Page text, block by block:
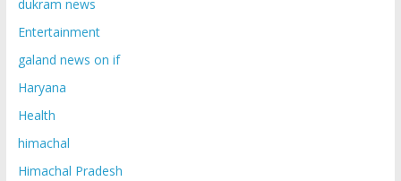
dukram news
Entertainment
galand news on if
Haryana
Health
himachal
Himachal Pradesh